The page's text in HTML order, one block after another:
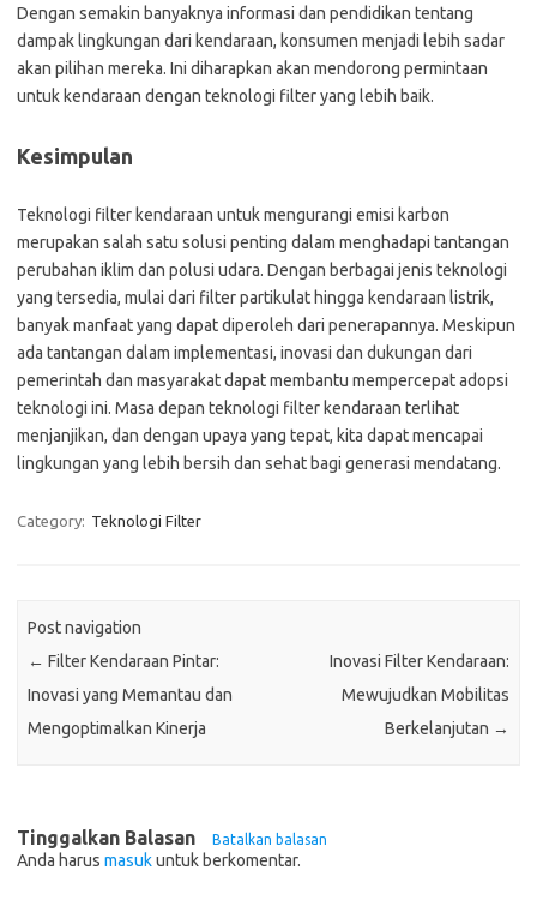
Dengan semakin banyaknya informasi dan pendidikan tentang
dampak lingkungan dari kendaraan, konsumen menjadi lebih sadar
akan pilihan mereka. Ini diharapkan akan mendorong permintaan
untuk kendaraan dengan teknologi filter yang lebih baik.
Kesimpulan
Teknologi filter kendaraan untuk mengurangi emisi karbon
merupakan salah satu solusi penting dalam menghadapi tantangan
perubahan iklim dan polusi udara. Dengan berbagai jenis teknologi
yang tersedia, mulai dari filter partikulat hingga kendaraan listrik,
banyak manfaat yang dapat diperoleh dari penerapannya. Meskipun
ada tantangan dalam implementasi, inovasi dan dukungan dari
pemerintah dan masyarakat dapat membantu mempercepat adopsi
teknologi ini. Masa depan teknologi filter kendaraan terlihat
menjanjikan, dan dengan upaya yang tepat, kita dapat mencapai
lingkungan yang lebih bersih dan sehat bagi generasi mendatang.
Category: Teknologi Filter
Post navigation
← Filter Kendaraan Pintar:
Inovasi yang Memantau dan
Mengoptimalkan Kinerja
Inovasi Filter Kendaraan:
Mewujudkan Mobilitas
Berkelanjutan →
Tinggalkan Balasan Batalkan balasan
Anda harus masukuntuk berkomentar.